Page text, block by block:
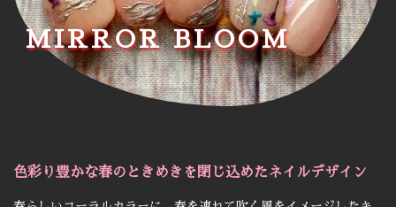
MIRROR BLOOM
色彩り豊かな春のときめきを閉じ込めたネイルデザイン